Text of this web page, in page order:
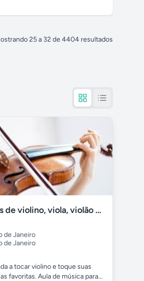
25a 32 de 4404 resultados
Aulas de violino, viola, violão na Barra da Tijuca e Centro
de Janeiro
de Janeiro
a tocar violino e toque suas
favoritas. Aula de música para...